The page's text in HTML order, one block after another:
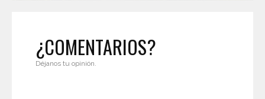
¿COMENTARIOS?
Déjanos tu opinión.